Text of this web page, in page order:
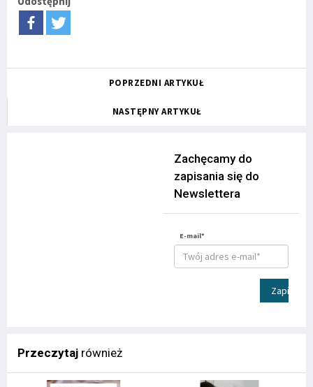
POPRZEDNI ARTYKUŁ
NASTĘPNY ARTYKUŁ
Zachęcamy do
zapisania się do
Newslettera
E-mail*
Zapisz
Przeczytaj również